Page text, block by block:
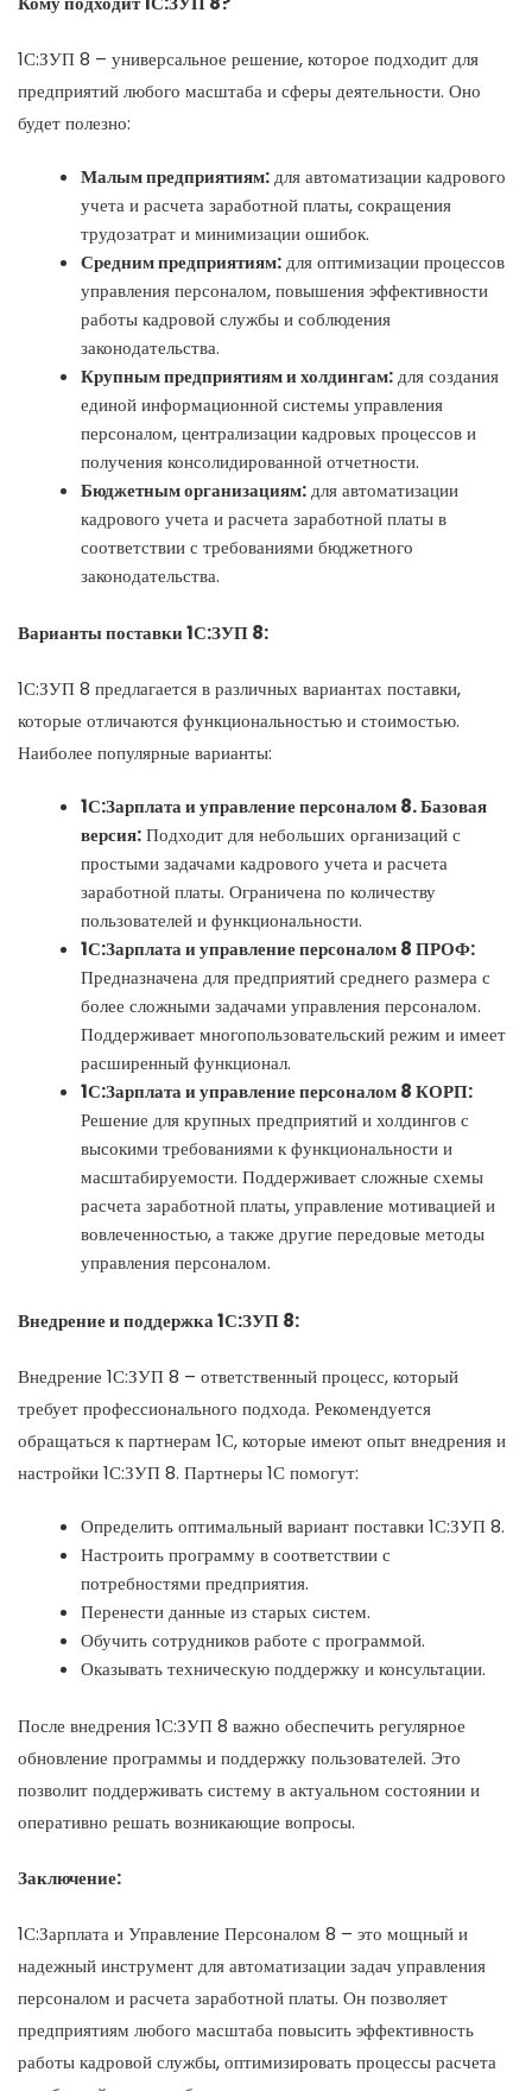
1С:ЗУП 8 – универсальное решение, которое подходит для
предприятий любого масштаба и сферы деятельности. Оно
будет полезно:
Малым предприятиям:для автоматизации кадрового
учета и расчета заработной платы, сокращения
трудозатрат и минимизации ошибок.
Средним предприятиям:для оптимизации процессов
управления персоналом, повышения эффективности
работы кадровой службы и соблюдения
законодательства.
Крупным предприятиям и холдингам:для создания
единой информационной системы управления
персоналом, централизации кадровых процессов и
получения консолидированной отчетности.
Бюджетным организациям:для автоматизации
кадрового учета и расчета заработной платы в
соответствии с требованиями бюджетного
законодательства.
Варианты поставки 1С:ЗУП 8:
1С:ЗУП 8 предлагается в различных вариантах поставки,
которые отличаются функциональностью и стоимостью.
Наиболее популярные варианты:
1С:Зарплата и управление персоналом 8. Базовая
версия:Подходит для небольших организаций с
простыми задачами кадрового учета и расчета
заработной платы. Ограничена по количеству
пользователей и функциональности.
1С:Зарплата и управление персоналом 8 ПРОФ:
Предназначена для предприятий среднего размера с
более сложными задачами управления персоналом.
Поддерживает многопользовательский режим и имеет
расширенный функционал.
1С:Зарплата и управление персоналом 8 КОРП:
Решение для крупных предприятий и холдингов с
высокими требованиями к функциональности и
масштабируемости. Поддерживает сложные схемы
расчета заработной платы, управление мотивацией и
вовлеченностью, а также другие передовые методы
управления персоналом.
Внедрение и поддержка 1С:ЗУП 8:
Внедрение 1С:ЗУП 8 – ответственный процесс, который
требует профессионального подхода. Рекомендуется
обращаться к партнерам 1С, которые имеют опыт внедрения и
настройки 1С:ЗУП 8. Партнеры 1С помогут:
Определить оптимальный вариант поставки 1С:ЗУП 8.
Настроить программу в соответствии с
потребностями предприятия.
Перенести данные из старых систем.
Обучить сотрудников работе с программой.
Оказывать техническую поддержку и консультации.
После внедрения 1С:ЗУП 8 важно обеспечить регулярное
обновление программы и поддержку пользователей. Это
позволит поддерживать систему в актуальном состоянии и
оперативно решать возникающие вопросы.
Заключение:
1С:Зарплата и Управление Персоналом 8 – это мощный и
надежный инструмент для автоматизации задач управления
персоналом и расчета заработной платы. Он позволяет
предприятиям любого масштаба повысить эффективность
работы кадровой службы, оптимизировать процессы расчета